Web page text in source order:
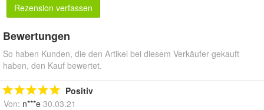
Rezension verfassen
Bewertungen
So haben Kunden, die den Artikel bei diesem Verkäufer gekauft
haben, den Kauf bewertet.
Positiv
Von: n***e 30.03.21